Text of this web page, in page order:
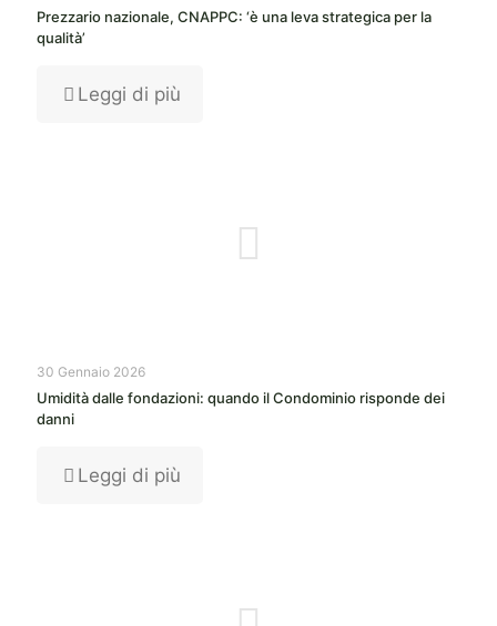
Prezzario nazionale, CNAPPC: ‘è una leva strategica per la
qualità’
Leggi di più
30 Gennaio 2026
Umidità dalle fondazioni: quando il Condominio risponde dei
danni
Leggi di più